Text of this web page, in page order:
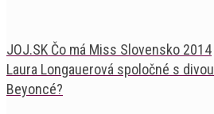
JOJ.SK Čo má Miss Slovensko 2014
Laura Longauerová spoločné s divou
Beyoncé?